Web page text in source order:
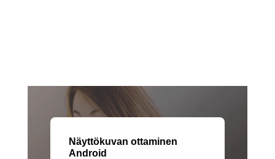
Näyttökuvan ottaminen
Android